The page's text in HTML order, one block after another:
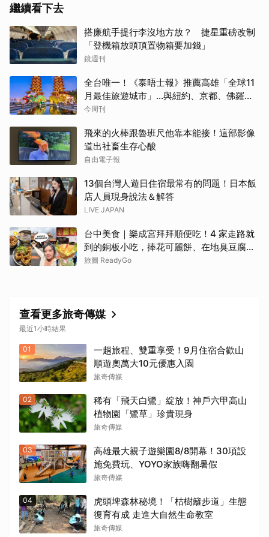
繼續看下去
搭廉航手提行李沒地方放？ 捷星重磅改制
「登機箱放頭頂置物箱要加錢」
鏡週刊
全台唯一！《泰晤士報》推薦高雄「全球11
月最佳旅遊城市」…與紐約、京都、佛羅倫
斯共同入榜，理由曝光
今周刊
飛來的火棒跟魯班尺他靠本能接！這部影像
道出社畜生存心酸
自由電子報
13個台灣人遊日住宿最常有的問題！日本飯
店人員現身說法＆解答
LIVE JAPAN
台中美食｜樂成宮拜拜順便吃！4 家走路就
到的銅板小吃，捧花可麗餅、在地臭豆腐、
烤甜甜圈一次收
旅圖 ReadyGo
查看更多旅奇傳媒
最近1小時結果
01
一趟旅程、雙重享受！9月住宿合歡山
順遊奧萬大10元優惠入園
旅奇傳媒
02
稀有「飛天白鷺」綻放！神戶六甲高山
植物園「鷺草」珍貴現身
旅奇傳媒
03
高雄最大親子遊樂園8/8開幕！30項設
施免費玩、YOYO家族嗨翻暑假
旅奇傳媒
04
虎頭埤森林秘境！「枯樹籬步道」生態
復育有成 走進大自然生命教室
旅奇傳媒